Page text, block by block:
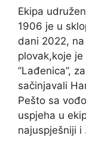
Ekipa
1906 je u
dani 2022,
plovak,koje
”Lađenica”,
sačinjavali
Pešto sa
uspjeha u
najuspješniji i